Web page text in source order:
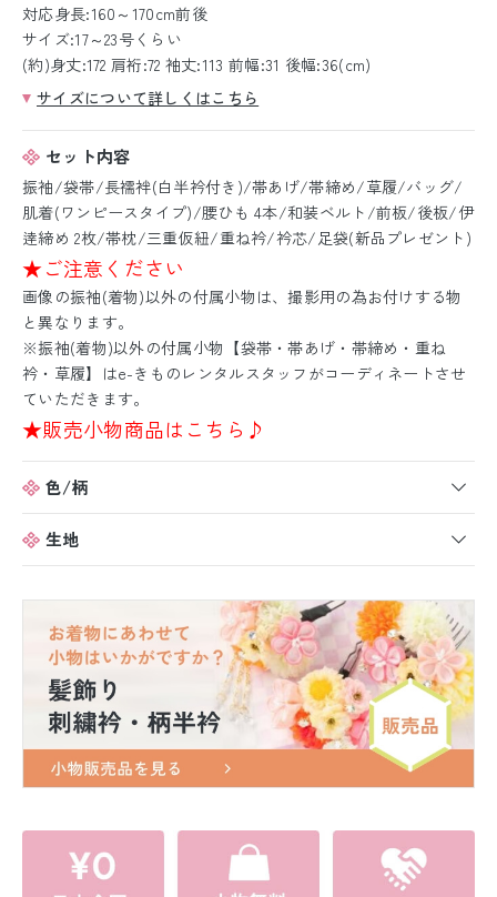
対応身長:160～170cm前後
サイズ:17～23号くらい
(約)身丈:172 肩裄:72 袖丈:113 前幅:31 後幅:36(cm)
サイズについて詳しくはこちら
セット内容
振袖/袋帯/長襦袢(白半衿付き)/帯あげ/帯締め/草履/バッグ/
肌着(ワンピースタイプ)/腰ひも 4本/和装ベルト/前板/後板/伊
逹締め 2枚/帯枕/三重仮紐/重ね衿/衿芯/足袋(新品プレゼント)
★ご注意ください
画像の振袖(着物)以外の付属小物は、撮影用の為お付けする物
と異なります。
※振袖(着物)以外の付属小物【袋帯・帯あげ・帯締め・重ね
衿・草履】はe-きものレンタルスタッフがコーディネートさせ
ていただきます。
★販売小物商品はこちら♪
色/柄
生地